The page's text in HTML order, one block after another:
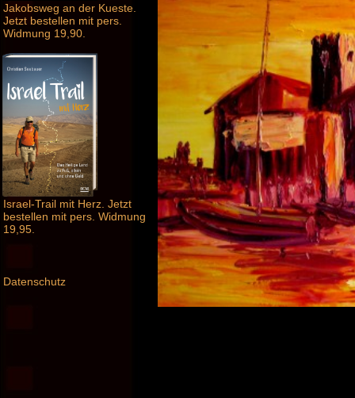
Jakobsweg an der Kueste.
Jetzt bestellen mit pers.
Widmung 19,90.
Israel-Trail mit Herz. Jetzt
bestellen mit pers. Widmung
19,95.
Datenschutz